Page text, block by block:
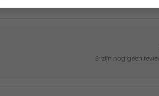
Er zijn nog geen